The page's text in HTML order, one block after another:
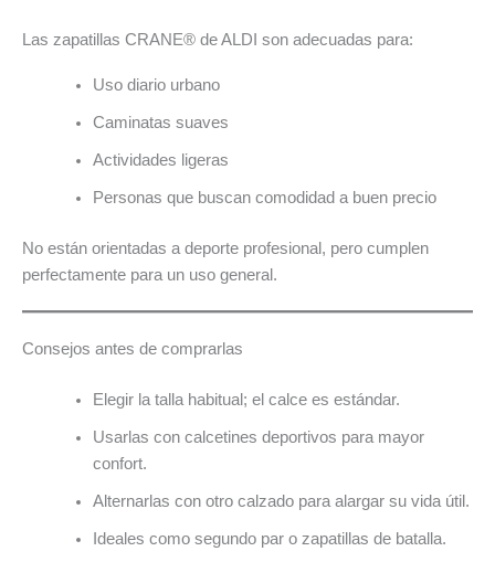
Las zapatillas CRANE® de ALDI son adecuadas para:
Uso diario urbano
Caminatas suaves
Actividades ligeras
Personas que buscan comodidad a buen precio
No están orientadas a deporte profesional, pero cumplen
perfectamente para un uso general.
Consejos antes de comprarlas
Elegir la talla habitual; el calce es estándar.
Usarlas con calcetines deportivos para mayor
confort.
Alternarlas con otro calzado para alargar su vida útil.
Ideales como segundo par o zapatillas de batalla.